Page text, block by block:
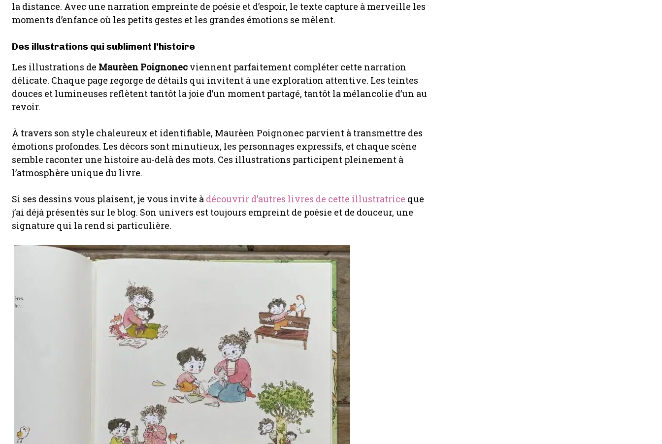
la distance. Avec une narration empreinte de poésie et d’espoir, le texte capture à merveille les
moments d’enfance où les petits gestes et les grandes émotions se mêlent.
Des illustrations qui subliment l’histoire
Les illustrations de Maurèen Poignonec viennent parfaitement compléter cette narration
délicate. Chaque page regorge de détails qui invitent à une exploration attentive. Les teintes
douces et lumineuses reflètent tantôt la joie d’un moment partagé, tantôt la mélancolie d’un au
revoir.
À travers son style chaleureux et identifiable, Maurèen Poignonec parvient à transmettre des
émotions profondes. Les décors sont minutieux, les personnages expressifs, et chaque scène
semble raconter une histoire au-delà des mots. Ces illustrations participent pleinement à
l’atmosphère unique du livre.
Si ses dessins vous plaisent, je vous invite à découvrir d’autres livres de cette illustratrice que
j’ai déjà présentés sur le blog. Son univers est toujours empreint de poésie et de douceur, une
signature qui la rend si particulière.